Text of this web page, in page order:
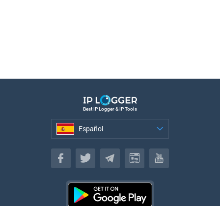
Best IP Logger & IP Tools
Español
Español